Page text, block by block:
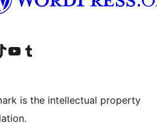
account
ہمارے ٹک ٹاک اکاؤنٹ
Visit our YouTube channel
ہمارے ٹمبلر اکاؤنٹ پر جائیں
is the intellectual property